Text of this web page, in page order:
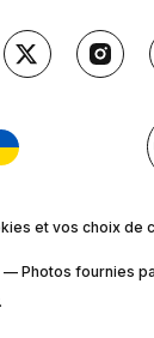
et vos choix de
Photos fournies